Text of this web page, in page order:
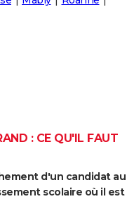
: CE QU'IL FAUT
d'un candidat au
scolaire où il est